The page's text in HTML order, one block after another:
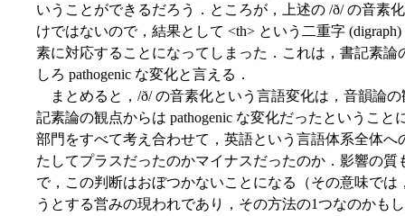
いうことができるだろう．ところが，上述の /ð/ の音素
けではないので，結果として <th> という二重字
素に対応することになってしまった．これは，書記素論
しろ pathogenic な変化と言える．
まとめると，/ð/ の音素化という言語変化は，音韻論の
記素論の観点からは pathogenic な変化だったというこ
部門をすべて考え合わせて，英語という言語体系全体
たしてプラスだったのかマイナスだったのか．影響の
で，この判断はおぼつかないことになる（その意味で
うとする営みの現われであり，その方法の1つなのかも